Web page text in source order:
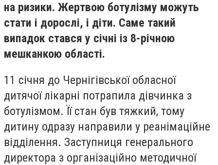
на ризики. Жертвою ботулізму можуть
стати і дорослі, і діти. Саме такий
випадок стався у січні із 8-річною
мешканкою області.
11 січня до Чернігівської обласної
дитячої лікарні потрапила дівчинка з
ботулізмом. Її стан був тяжкий, тому
дитину одразу направили у реанімаційне
відділення. Заступниця генерального
директора з організаційно методичної